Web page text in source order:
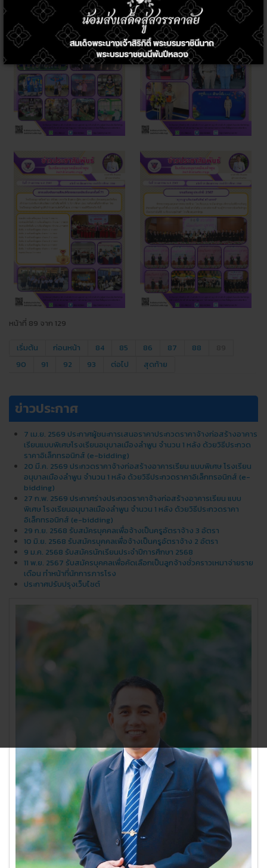
หน้าที่ 89 จาก 129
เริ่มต้น ก่อนหน้า 84 85 86 87 88
90
91 92 93 ต่อไป สุดท้าย
ข่าวประกาศ
7 เม.ย. 2569 ประกาศผู้ชนะการเสนอราคาประกวดราคาจ้างก่อสร้างอาคาร
เรียนแบบพิเศษโรงเรียนอนุบาลเมืองลำพูน จำนวน 1 หลัง ด้วยวิธีประกวด
ราคาอิเล็กทรอนิกส์ (e-bidding)
20 มี.ค. 2569 ประกวดราคาจ้างก่อสร้างอาคารเรียน แบบพิเศษ โรงเรียน
อนุบาลเมืองลําพูน จํานวน 1 หลัง ด้วยวิธีประกวดราคาอิเล็กทรอนิกส์ (e-
bidding)
27 ก.พ. 2569 ประกาศร่างประกวดราคาจ้างก่อสร้างอาคารเรียน แบบ
พิเศษ โรงเรียนอนุบาลเมืองลําพูน จํานวน 1 หลัง ด้วยวิธีประกวดราคา
อิเล็กทรอนิกส์ (e-bidding)
29 ก.ย. 2568 รับสมัครบุคคลเพื่อจ้างเป็นครูอัตราจ้าง 3 อัตรา
10 มิ.ย. 2568 รับสมัครบุคคลเพื่อจ้างเป็นครูอัตราจ้าง 2 อัตรา
9 ม.ค. 2568 รับสมัครนักเรียนประจำปีการศึกษา 2568
11 พ.ย. 2567 รับสมัครบุคคลเพื่อคัดเลือกเป็นลูกจ้างชั่วคราวเหมาจ่ายราย
เดือน ทำหน้าที่นักการภารโรง
ประกาศปรับปรุงเว็บไซต์